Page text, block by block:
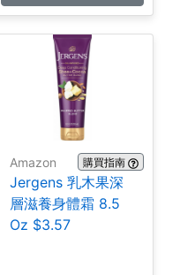
Amazon 購買指南
Jergens 乳木果深
層滋養身體霜 8.5
Oz $3.57